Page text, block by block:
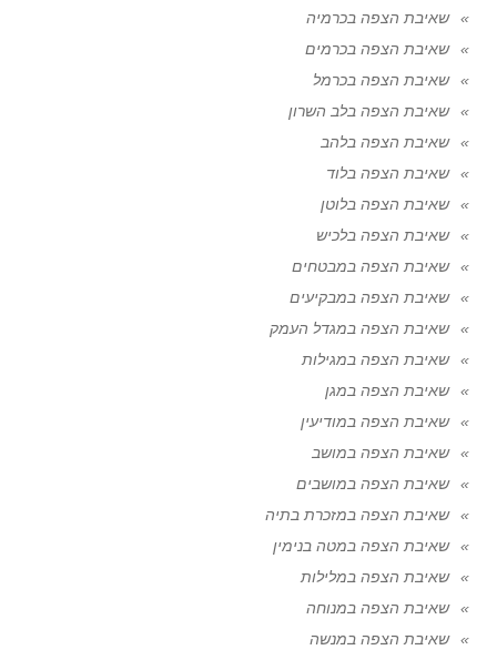
שאיבת הצפה בכרמיה
שאיבת הצפה בכרמים
שאיבת הצפה בכרמל
שאיבת הצפה בלב השרון
שאיבת הצפה בלהב
שאיבת הצפה בלוד
שאיבת הצפה בלוטן
שאיבת הצפה בלכיש
שאיבת הצפה במבטחים
שאיבת הצפה במבקיעים
שאיבת הצפה במגדל העמק
שאיבת הצפה במגילות
שאיבת הצפה במגן
שאיבת הצפה במודיעין
שאיבת הצפה במושב
שאיבת הצפה במושבים
שאיבת הצפה במזכרת בתיה
שאיבת הצפה במטה בנימין
שאיבת הצפה במלילות
שאיבת הצפה במנוחה
שאיבת הצפה במנשה